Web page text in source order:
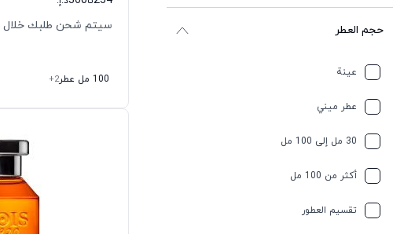
حجم العطر
عينة
عطر ميني
30 مل إلى 100 مل
أكثر من 100 مل
تقسیم العطور
سيتم شحن طلبك خلال 35 يوم عمل
100 مل عطر +2